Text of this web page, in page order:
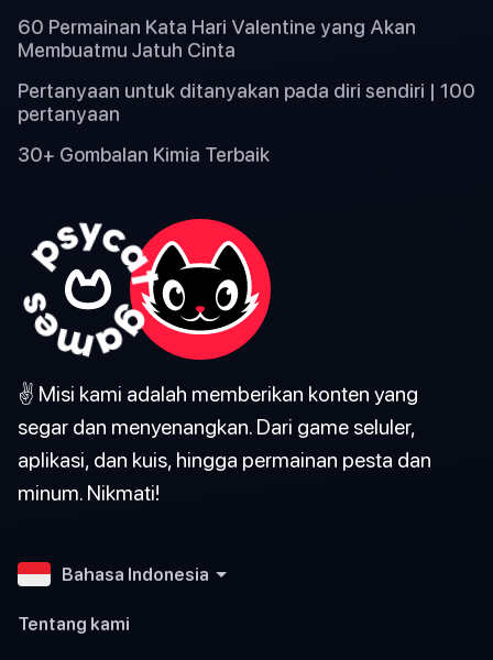
60 Permainan Kata Hari Valentine yang Akan
Membuatmu Jatuh Cinta
Pertanyaan untuk ditanyakan pada diri sendiri | 100
pertanyaan
30+ Gombalan Kimia Terbaik
✌️ Misi kami adalah memberikan konten yang
segar dan menyenangkan. Dari game seluler,
aplikasi, dan kuis, hingga permainan pesta dan
minum. Nikmati!
Bahasa Indonesia
Tentang kami